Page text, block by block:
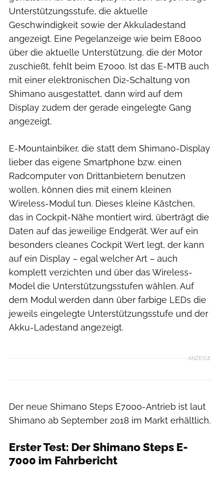
Unterstützungsstufe, die aktuelle
Geschwindigkeit sowie der Akkuladestand
angezeigt. Eine Pegelanzeige wie beim E8000
über die aktuelle Unterstützung, die der Motor
zuschießt, fehlt beim E7000. Ist das E-MTB auch
mit einer elektronischen Di2-Schaltung von
Shimano ausgestattet, dann wird auf dem
Display zudem der gerade eingelegte Gang
angezeigt.
E-Mountainbiker, die statt dem Shimano-Display
lieber das eigene Smartphone bzw. einen
Radcomputer von Drittanbietern benutzen
wollen, können dies mit einem kleinen
Wireless-Modul tun. Dieses kleine Kästchen,
das in Cockpit-Nähe montiert wird, überträgt die
Daten auf das jeweilige Endgerät. Wer auf ein
besonders cleanes Cockpit Wert legt, der kann
auf ein Display – egal welcher Art – auch
komplett verzichten und über das Wireless-
Model die Unterstützungsstufen wählen. Auf
dem Modul werden dann über farbige LEDs die
jeweils eingelegte Unterstützungsstufe und der
Akku-Ladestand angezeigt.
ANZEIGE
Der neue Shimano Steps E7000-Antrieb ist laut
Shimano ab September 2018 im Markt erhältlich.
Erster Test: Der Shimano Steps E-
7000 im Fahrbericht